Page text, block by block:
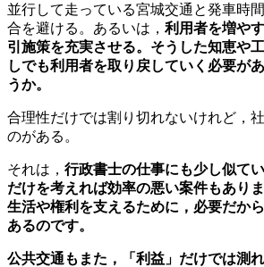
並行して走っている宮城交通と発車時
合を避ける。あるいは， 利用者を増や
引施策を充実させる。そうした知恵や
しでも利用者を取り戻していく必要が
うか。
合理性だけでは割り切れないけれど，
のがある。
それは， 行政書士の仕事にも少し似て
だけを考えれば効率の悪い案件もあり
生活や権利を支えるために，必要だか
あるのです。
公共交通もまた，「利益」だけでは測